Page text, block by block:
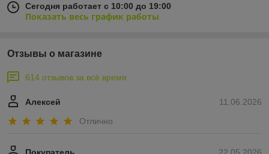
Сегодня работает с 10:00 до 19:00
Показать весь график работы
Отзывы о магазине
614 отзывов за всё время
11.06.2026
Алексей
Отлично
22.05.2026
Покупатель